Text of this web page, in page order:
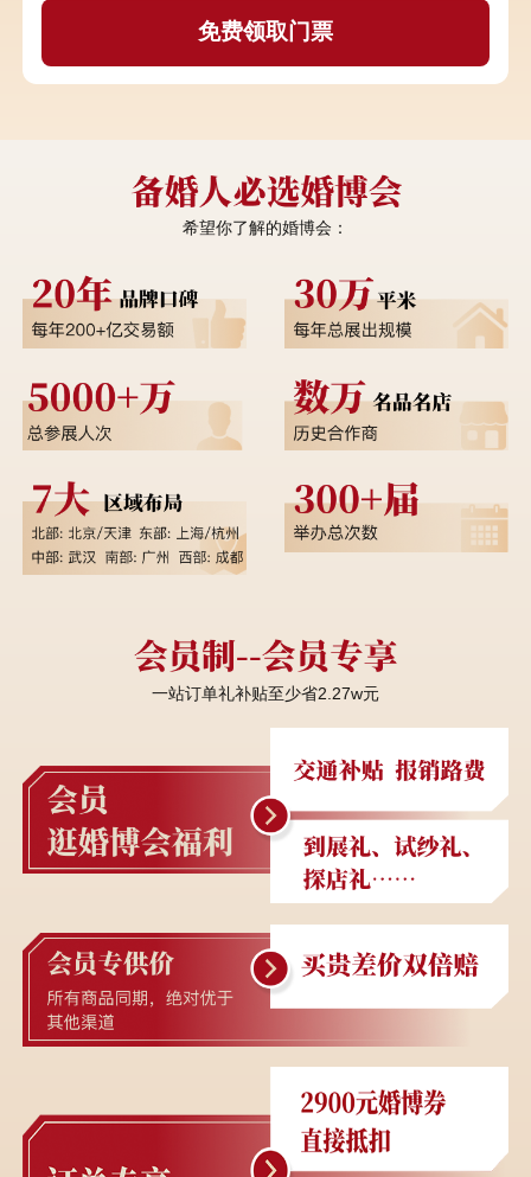
免费领取门票
希望你了解的婚博会：
一站订单礼补贴至少省2.27w元